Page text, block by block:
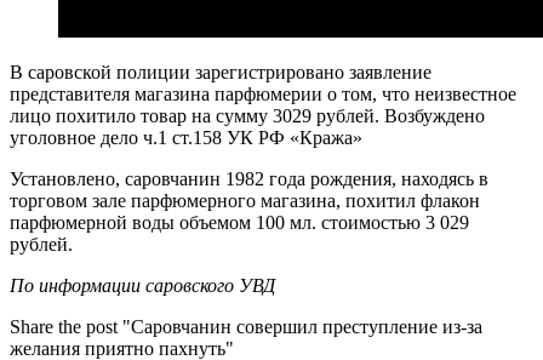
В саровской полиции зарегистрировано заявление
представителя магазина парфюмерии о том, что неизвестное
лицо похитило товар на сумму 3029 рублей. Возбуждено
уголовное дело ч.1 ст.158 УК РФ «Кража»
Установлено, саровчанин 1982 года рождения, находясь в
торговом зале парфюмерного магазина, похитил флакон
парфюмерной воды объемом 100 мл. стоимостью 3 029
рублей.
По информации саровского УВД
Share the post "Саровчанин совершил преступление из-за
желания приятно пахнуть"